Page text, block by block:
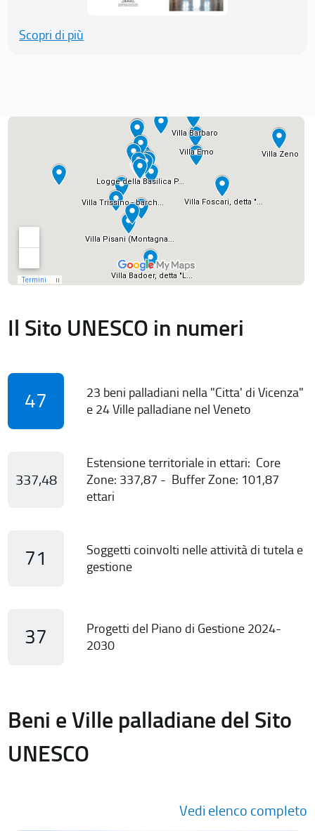
Scopri di più
Il Sito UNESCO in numeri
47
23 beni palladiani nella "Citta' di Vicenza"
e 24 Ville palladiane nel Veneto
337,48
Estensione territoriale in ettari: Core
Zone: 337,87 - Buffer Zone: 101,87
ettari
71
Soggetti coinvolti nelle attività di tutela e
gestione
37
Progetti del Piano di Gestione 2024-
2030
Beni e Ville palladiane del Sito
UNESCO
Vedi elenco completo